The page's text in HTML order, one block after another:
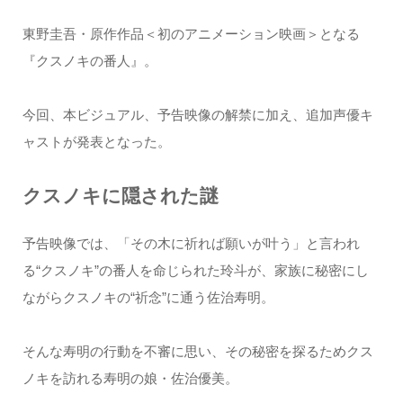
東野圭吾・原作作品＜初のアニメーション映画＞となる
『クスノキの番人』。
今回、本ビジュアル、予告映像の解禁に加え、追加声優キ
ャストが発表となった。
クスノキに隠された謎
予告映像では、「その木に祈れば願いが叶う」と言われ
る“クスノキ”の番人を命じられた玲斗が、家族に秘密にし
ながらクスノキの“祈念”に通う佐治寿明。
そんな寿明の行動を不審に思い、その秘密を探るためクス
ノキを訪れる寿明の娘・佐治優美。